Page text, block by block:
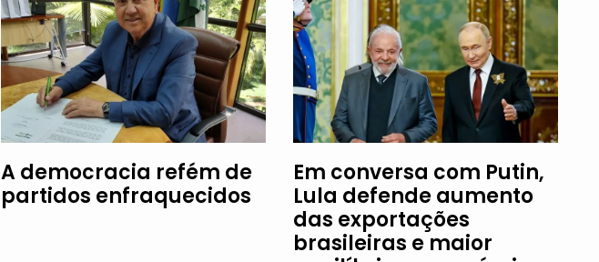
A democracia refém de
partidos enfraquecidos
Em conversa com Putin,
Lula defende aumento
das exportações
brasileiras e maior